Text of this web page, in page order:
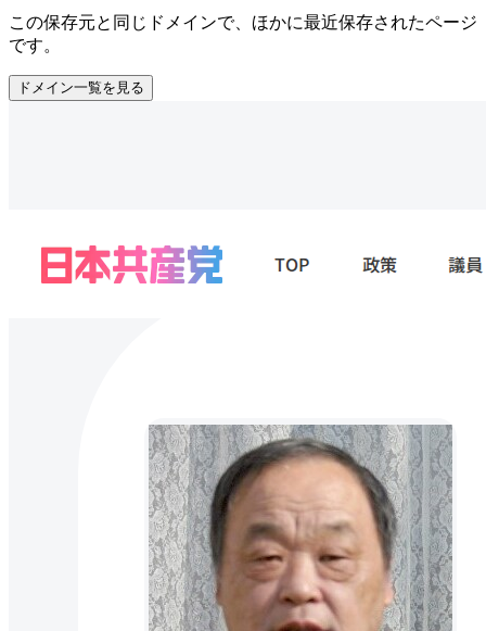
この保存元と同じドメインで、ほかに最近保存されたページ
です。
ドメイン一覧を見る